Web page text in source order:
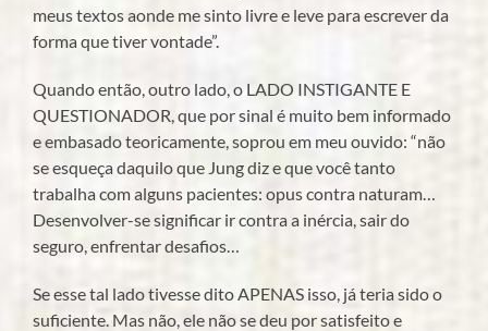
meus textos aonde me sinto livre e leve para escrever da
forma que tiver vontade”.
Quando então, outro lado, o LADO INSTIGANTE E
QUESTIONADOR, que por sinal é muito bem informado
e embasado teoricamente, soprou em meu ouvido: “não
se esqueça daquilo que Jung diz e que você tanto
trabalha com alguns pacientes: opus contra naturam…
Desenvolver-se significar ir contra a inércia, sair do
seguro, enfrentar desafios…
Se esse tal lado tivesse dito APENAS isso, já teria sido o
suficiente. Mas não, ele não se deu por satisfeito e